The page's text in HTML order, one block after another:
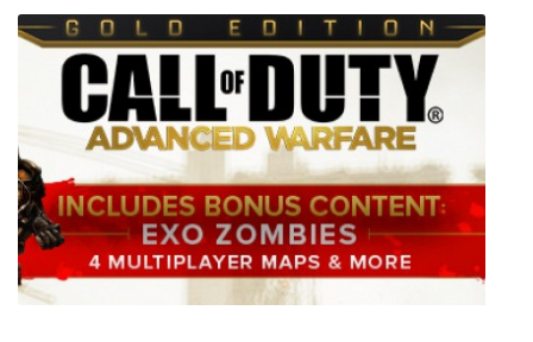
Fight of Gods